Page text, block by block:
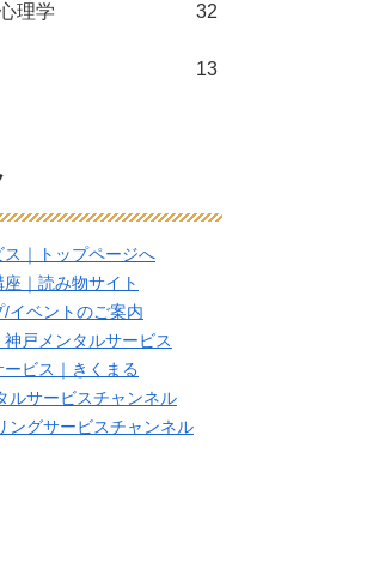
理学 32
13
ス｜トップページへ
座｜読み物サイト
/イベントのご案内
神戸メンタルサービス
ービス｜きくまる
ルサービスチャンネル
ングサービスチャンネル